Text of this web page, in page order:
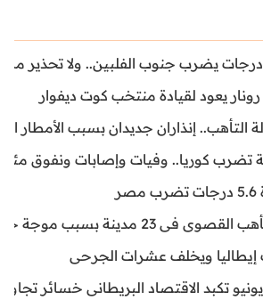
يعود لقيادة منتخب كوت ديفوار
التأهب.. إنذاران جديدان بسبب الأمطار
كوريا.. وفيات وإصابات ونفوق مئات
23 مدينة بسبب موجة حر شديدة
إيطاليا ويخلف عشرات الجرحى
الاقتصاد البريطاني خسائر تجاوزت 1.5 مليار